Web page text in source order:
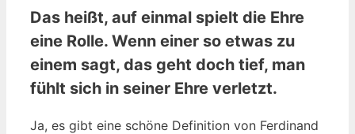
Das heißt, auf einmal spielt die Ehre
eine Rolle. Wenn einer so etwas zu
einem sagt, das geht doch tief, man
fühlt sich in seiner Ehre verletzt.
Ja, es gibt eine schö­ne Defi­ni­ti­on von Fer­di­nand